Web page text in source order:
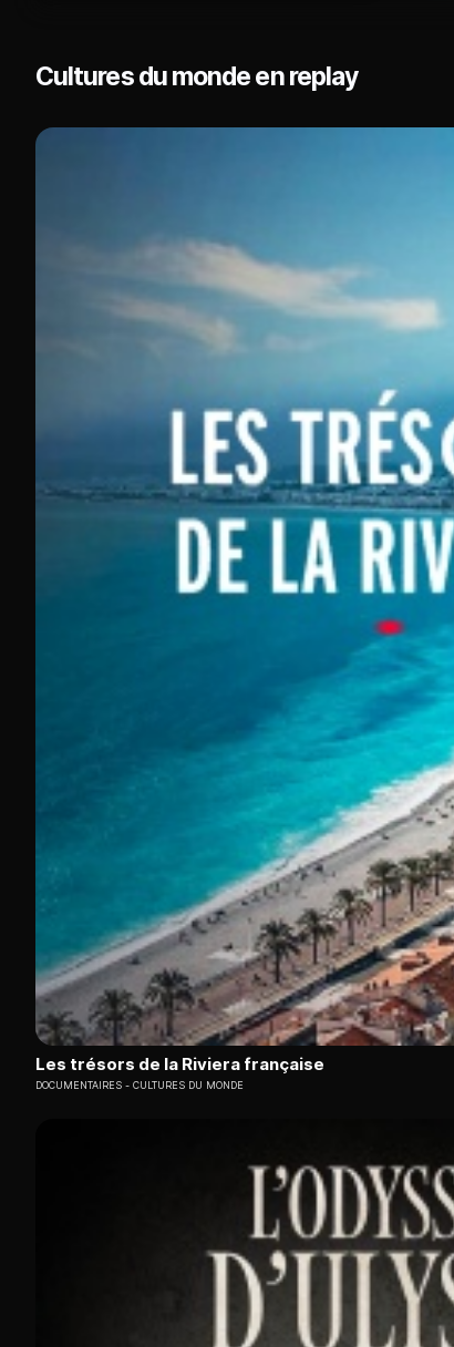
Cultures du monde en replay
Les trésors de la Riviera française
DOCUMENTAIRES CULTURES DU MONDE